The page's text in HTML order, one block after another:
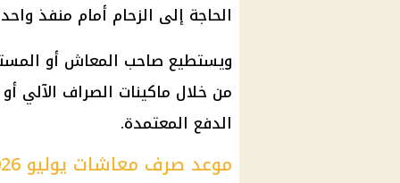
الحاجة إلى الزحام أمام منفذ
ويستطيع صاحب المعاش أو
من خلال ماكينات الصراف الآلي
الدفع المعتمدة.
موعد صرف معاشات يوليو 2026